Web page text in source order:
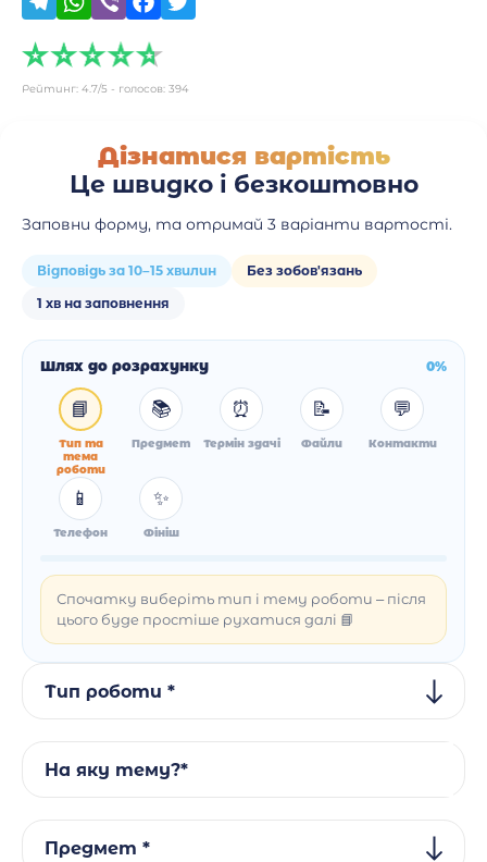
Рейтинг: 4.7/5 - голосов: 394
Дізнатися вартість
Це швидко і безкоштовно
Заповни форму, та отримай 3 варіанти вартості.
Відповідь за 10–15 хвилин
Без зобов'язань
1 хв на заповнення
Шлях до розрахунку 0%
📘
Тип та
тема
роботи
📚
Предмет
⏰
Термін здачі
📝
Файли
💬
Контакти
📱
Телефон
✨
Фініш
Спочатку виберіть тип і тему роботи – після
цього буде простіше рухатися далі 📘
Тип роботи *
На яку тему?*
Предмет *